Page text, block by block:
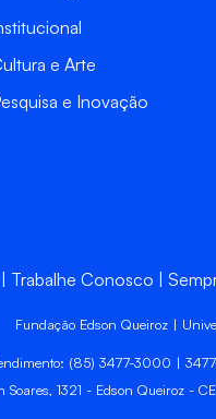
e Arte
e Inovação
Trabalhe Conosco
Fundação Edson Queiroz |
(85) 3477-3000 |
Soares, 1321 - Edson Queiroz -